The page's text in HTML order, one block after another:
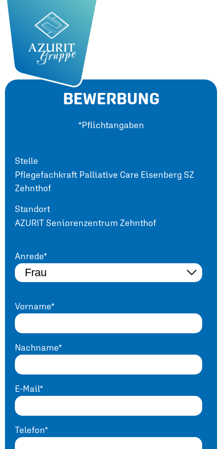
BEWERBUNG
*Pflichtangaben
Stelle
Pflegefachkraft Palliative Care Eisenberg SZ
Zehnthof
Standort
AZURIT Seniorenzentrum Zehnthof
Anrede*
Vorname*
Nachname*
E-Mail*
Telefon*